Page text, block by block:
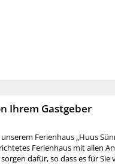
Ihrem Gastgeber
Ferienhaus „Huus
Ferienhaus mit allen
dafür, so dass es für